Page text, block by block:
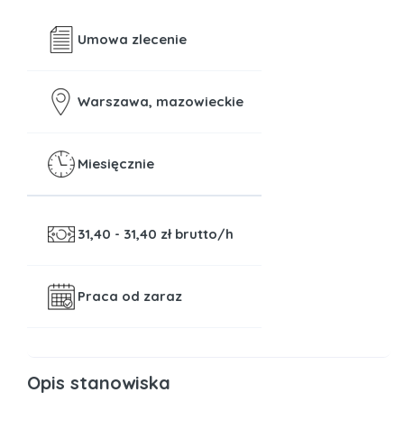
Umowa zlecenie
Warszawa, mazowieckie
Miesięcznie
31,40 - 31,40 zł brutto/h
Praca od zaraz
Opis stanowiska